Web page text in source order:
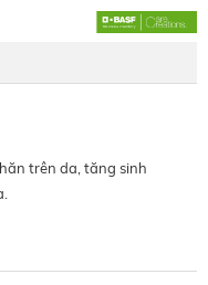
trên da, tăng sinh